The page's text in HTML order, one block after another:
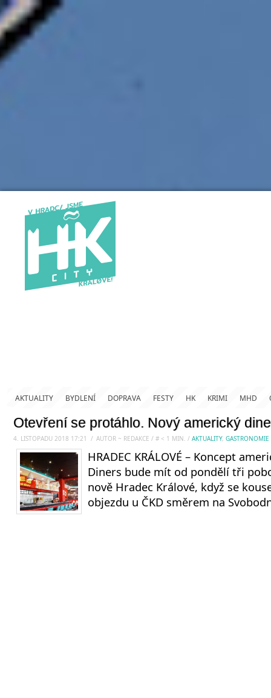
AKTUALITY BYDLENÍ DOPRAVA FESTY HK KRIMI MHD
Otevření se protáhlo. Nový americký
4. LISTOPADU 2018 17:21 / AUTOR ~ REDAKCE / # < 1 MIN. / AKTUALITY, GASTRONOMIE
HRADEC KRÁLOVÉ – Koncept
Diners bude mít od pondělí tři
nově Hradec Králové, když se
objezdu u ČKD směrem na